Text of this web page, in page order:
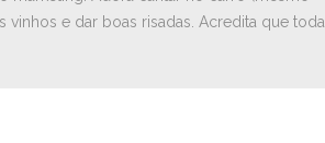
e dar boas risadas. Acredita que toda